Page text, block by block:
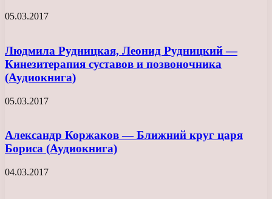
05.03.2017
Людмила Рудницкая, Леонид Рудницкий —
Кинезитерапия суставов и позвоночника
(Аудиокнига)
05.03.2017
Александр Коржаков — Ближний круг царя
Бориса (Аудиокнига)
04.03.2017